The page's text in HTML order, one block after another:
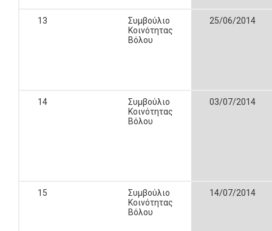
13
Συμβούλιο
Κοινότητας
Βόλου
25/06/2014
14
Συμβούλιο
Κοινότητας
Βόλου
03/07/2014
15
Συμβούλιο
Κοινότητας
Βόλου
14/07/2014